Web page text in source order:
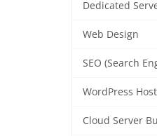
Dedicated
Web Design
SEO (Search
WordPress
Cloud Server